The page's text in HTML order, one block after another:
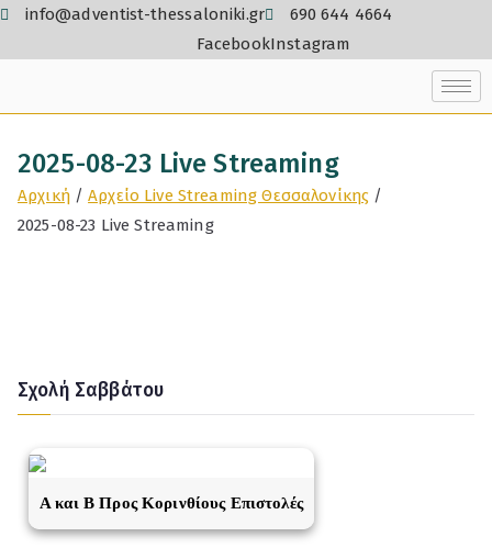
info@adventist-thessaloniki.gr
690 644 4664
FacebookInstagram
2025-08-23 Live Streaming
Αρχική
Αρχείο Live Streaming Θεσσαλονίκης
2025-08-23 Live Streaming
Σχολή Σαββάτου
A και Β Προς Κορινθίους Επιστολές